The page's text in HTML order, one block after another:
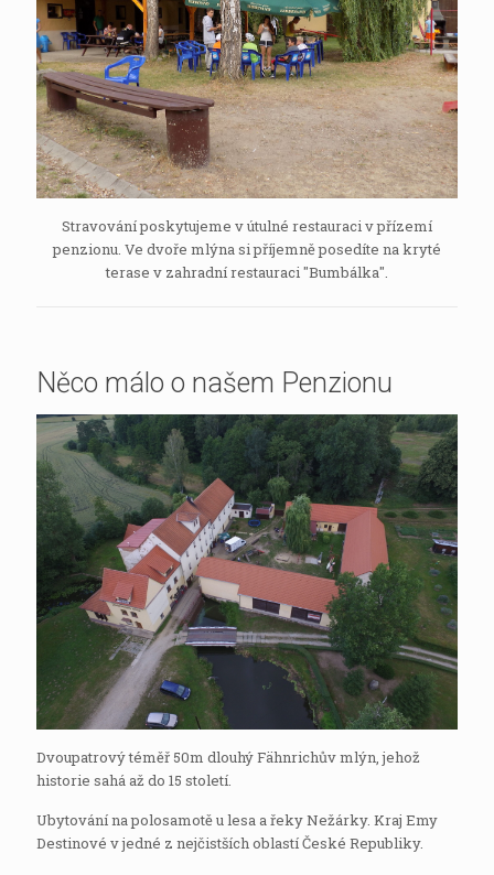
Stravování poskytujeme v útulné restauraci v přízemí
penzionu. Ve dvoře mlýna si příjemně posedíte na kryté
terase v zahradní restauraci "Bumbálka".
Něco málo o našem Penzionu
Dvoupatrový téměř 50m dlouhý Fähnrichův mlýn, jehož
historie sahá až do 15 století.
Ubytování na polosamotě u lesa a řeky Nežárky. Kraj Emy
Destinové v jedné z nejčistších oblastí České Republiky.